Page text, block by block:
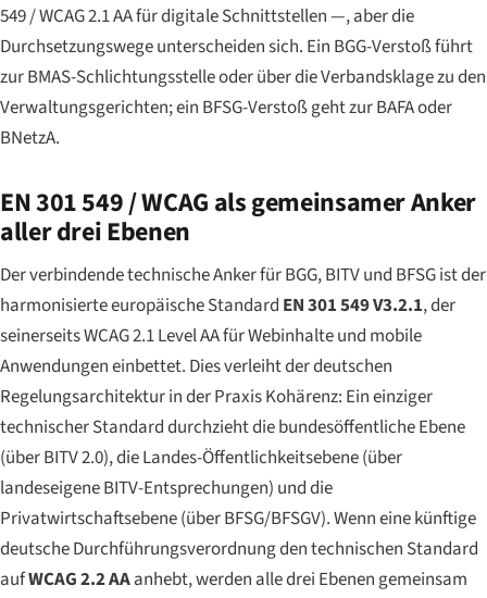
549 / WCAG 2.1 AA für digitale Schnittstellen —, aber die
Durchsetzungswege unterscheiden sich. Ein BGG-Verstoß führt
zur BMAS-Schlichtungsstelle oder über die Verbandsklage zu den
Verwaltungsgerichten; ein BFSG-Verstoß geht zur BAFA oder
BNetzA.
EN 301 549 / WCAG als gemeinsamer Anker
aller drei Ebenen
Der verbindende technische Anker für BGG, BITV und BFSG ist der
harmonisierte europäische Standard EN 301 549 V3.2.1, der
seinerseits WCAG 2.1 Level AA für Webinhalte und mobile
Anwendungen einbettet. Dies verleiht der deutschen
Regelungsarchitektur in der Praxis Kohärenz: Ein einziger
technischer Standard durchzieht die bundesöffentliche Ebene
(über BITV 2.0), die Landes-Öffentlichkeitsebene (über
landeseigene BITV-Entsprechungen) und die
Privatwirtschaftsebene (über BFSG/BFSGV). Wenn eine künftige
deutsche Durchführungsverordnung den technischen Standard
aufWCAG 2.2 AAanhebt, werden alle drei Ebenen gemeinsam